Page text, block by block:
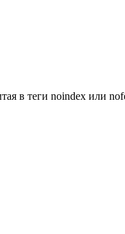
в теги noindex или